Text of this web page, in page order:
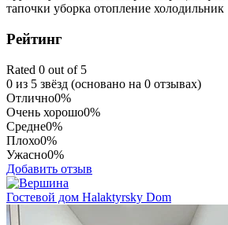
тапочки уборка отопление холодильник
Рейтинг
Rated 0 out of 5
0 из 5 звёзд (основано на 0 отзывах)
Отлично0%
Очень хорошо0%
Средне0%
Плохо0%
Ужасно0%
Добавить отзыв
Гостевой дом Halaktyrsky Dom